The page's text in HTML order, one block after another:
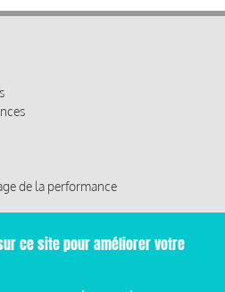
de la performance
ce site pour améliorer votre